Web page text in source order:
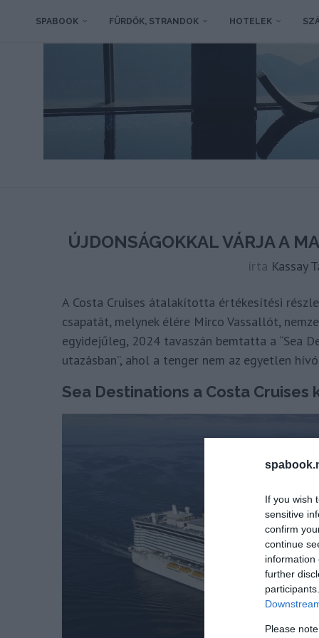
If you wish
sensitive
confirm
continue
information
further
Please
SPABOOK FÜRDŐK, STRANDOK HOTELEK
ÚJDONSÁGOKKAL VÁRJA A
írta Kassay
A Costa Cruises átalakította értékesítési
csapatát, melynek élére Mirco Vassallót,
egyidejűleg, 2024 tavaszán bemtatta a “Sea
utazásban”, ahol a tenger nem az egyetlen
Sea Destinations a Costa Cruises